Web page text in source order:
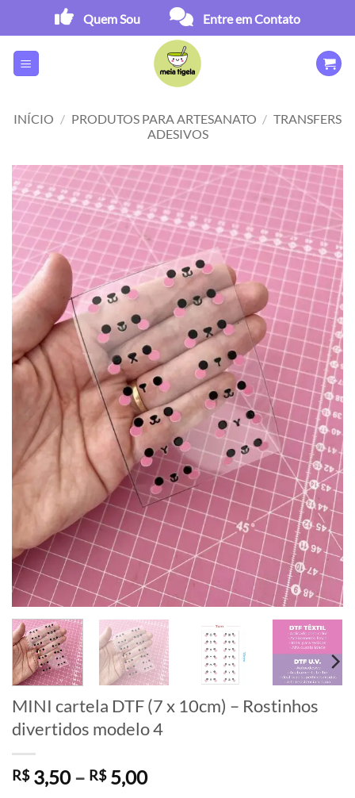
content
Quem Sou Entre em Contato
INÍCIO / PRODUTOS PARA ARTESANATO / TRANSFERS
ADESIVOS
MINI cartela DTF (7 x 10cm) – Rostinhos
divertidos modelo 4
R$3,50 – R$5,00Faixa